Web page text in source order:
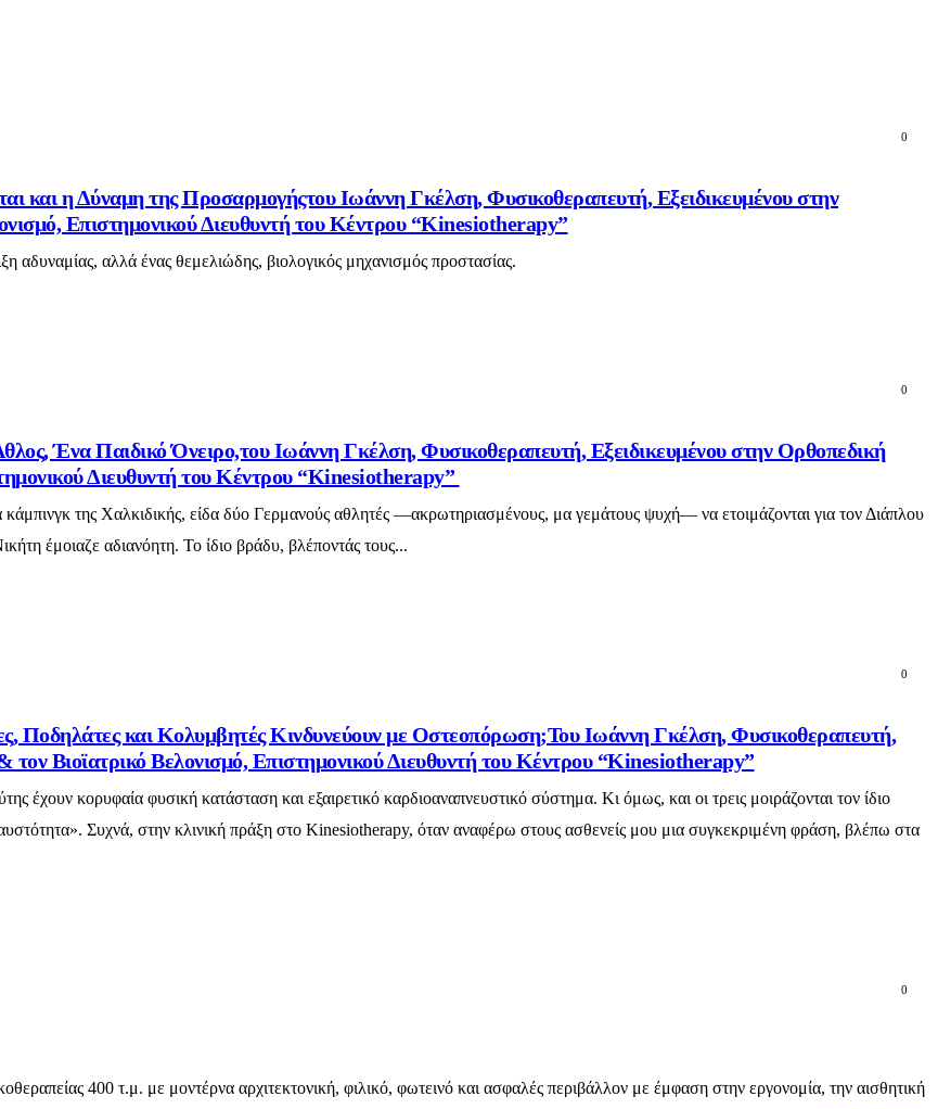
0
η Δύναμη της Προσαρμογήςτου Ιωάννη Γκέλση, Φυσικοθεραπευτή, Εξειδικευμένου στην
Επιστημονικού Διευθυντή του Κέντρου “Kinesiotherapy”
αδυναμίας, αλλά ένας θεμελιώδης, βιολογικός μηχανισμός προστασίας.
0
Ένα Παιδικό Όνειρο,του Ιωάννη Γκέλση, Φυσικοθεραπευτή, Εξειδικευμένου στην Ορθοπεδική
Διευθυντή του Κέντρου “Kinesiotherapy”
της Χαλκιδικής, είδα δύο Γερμανούς αθλητές —ακρωτηριασμένους, μα γεμάτους ψυχή— να ετοιμάζονται για τον Διάπλου
έμοιαζε αδιανόητη. Το ίδιο βράδυ, βλέποντάς τους...
0
Ποδηλάτες και Κολυμβητές Κινδυνεύουν με Οστεοπόρωση;Του Ιωάννη Γκέλση, Φυσικοθεραπευτή,
Βιοϊατρικό Βελονισμό, Επιστημονικού Διευθυντή του Κέντρου “Kinesiotherapy”
έχουν κορυφαία φυσική κατάσταση και εξαιρετικό καρδιοαναπνευστικό σύστημα. Κι όμως, και οι τρεις μοιράζονται τον ίδιο
Συχνά, στην κλινική πράξη στο Kinesiotherapy, όταν αναφέρω στους ασθενείς μου μια συγκεκριμένη φράση, βλέπω στα
0
400 τ.μ. με μοντέρνα αρχιτεκτονική, φιλικό, φωτεινό και ασφαλές περιβάλλον με έμφαση στην εργονομία, την αισθητική